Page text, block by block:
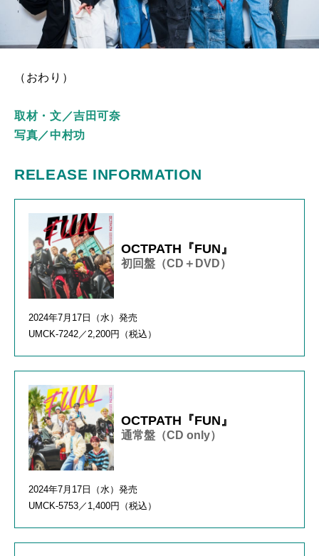
（おわり）
取材・文／吉田可奈
写真／中村功
RELEASE INFORMATION
OCTPATH『FUN』
初回盤（CD＋DVD）
2024年7月 17 日（水）発売
UMCK-7242／2,200円（税込）
OCTPATH『FUN』
通常盤（CD only）
2024年7月 17 日（水）発売
UMCK-5753／ 1,400円（税込）